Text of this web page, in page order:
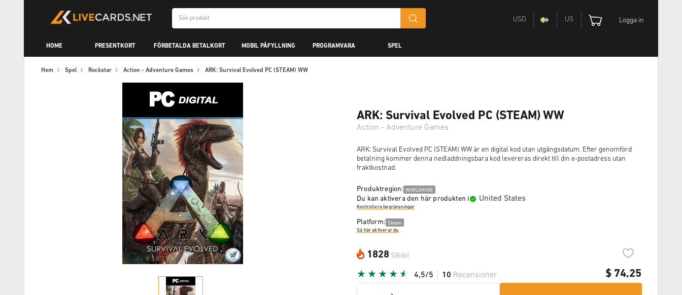
USD US Logga in
HOME PRESENTKORT FÖRBETALDA BETALKORT MOBIL PÅFYLLNING PROGRAMVARA SPEL
Hem Spel Rockstar Action - Adventure Games ARK: Survival Evolved PC (STEAM) WW
ARK: Survival Evolved PC (STEAM) WW
Action - Adventure Games
ARK: Survival Evolved PC (STEAM) WW är en digital kod utan utgångsdatum. Efter genomförd
betalning kommer denna nedladdningsbara kod levereras direkt till din e-postadress utan
fraktkostnad.
Produktregion: WORLDWIDE
Du kan aktivera den här produkten i United States
Kontrollera begränsningar
Platform: Steam
Så här aktiverar du
1828 Sålda!
$ 74,25
4,5/5 10 Recensioner